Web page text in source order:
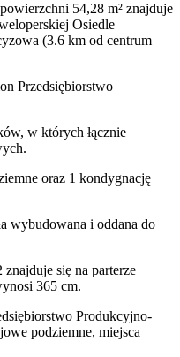
54,28 m² znajduje
Osiedle
(3.6 km od centrum
Przedsiębiorstwo
w których łącznie
oraz 1 kondygnację
wybudowana i oddana do
się na parterze
365 cm.
Produkcyjno-
podziemne, miejsca